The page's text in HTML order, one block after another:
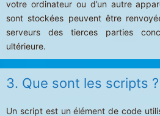
votre ordinateur ou d’un autre
sont stockées peuvent être
serveurs des tierces parties
ultérieure.
3. Que sont les scripts ?
Un script est un élément de code